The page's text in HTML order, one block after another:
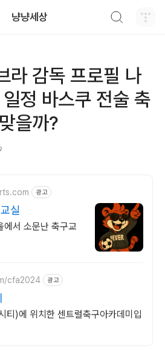
냥냥세상
라 감독 프로필 나
정 바스쿠 전술 축
을까?
광고
실
에서 소문난 축구교
cfa2024 광고
티)에 위치한 센트럴축구아카데미입